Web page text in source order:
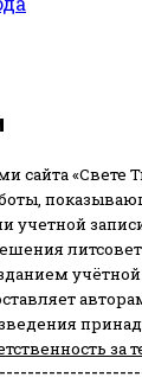
сайта «Свете
учетной
за